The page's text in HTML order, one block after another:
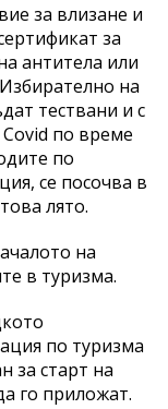
за влизане и
за
антитела или
на
тествани и с
Covid по време
по
се посочва в
лято.
на
в туризма.
по туризма
за старт на
го приложат.